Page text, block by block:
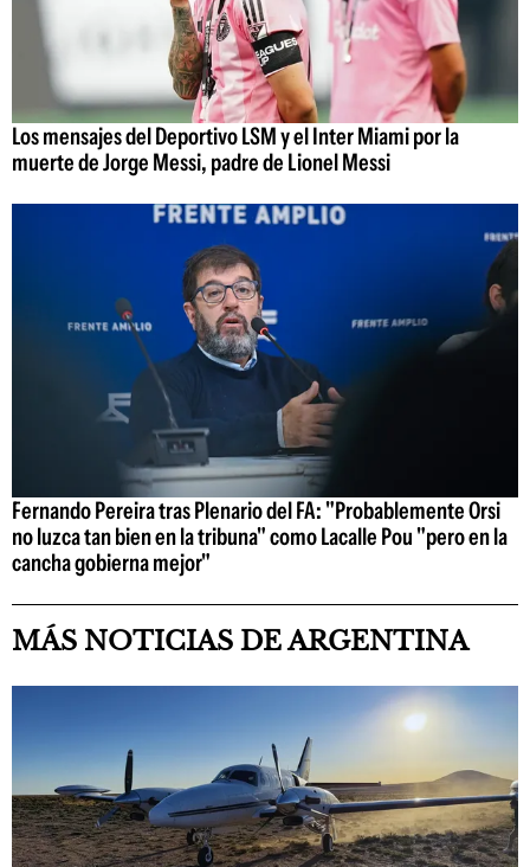
Los mensajes del Deportivo LSM y el Inter Miami por la
muerte de Jorge Messi, padre de Lionel Messi
Fernando Pereira tras Plenario del FA: "Probablemente Orsi
no luzca tan bien en la tribuna" como Lacalle Pou "pero en la
cancha gobierna mejor"
MÁS NOTICIAS DE ARGENTINA